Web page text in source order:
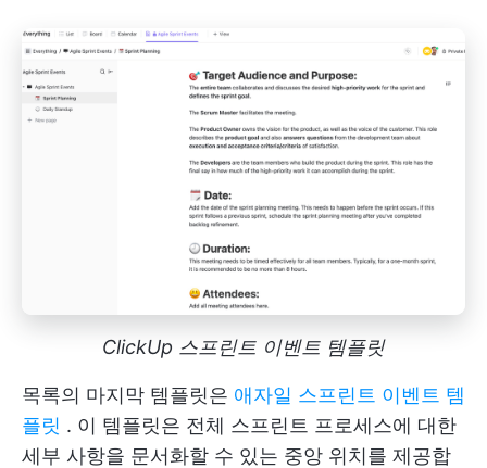
ClickUp 스프린트 이벤트 템플릿
목록의 마지막 템플릿은 애자일 스프린트 이벤트 템
플릿 . 이 템플릿은 전체 스프린트 프로세스에 대한
세부 사항을 문서화할 수 있는 중앙 위치를 제공합